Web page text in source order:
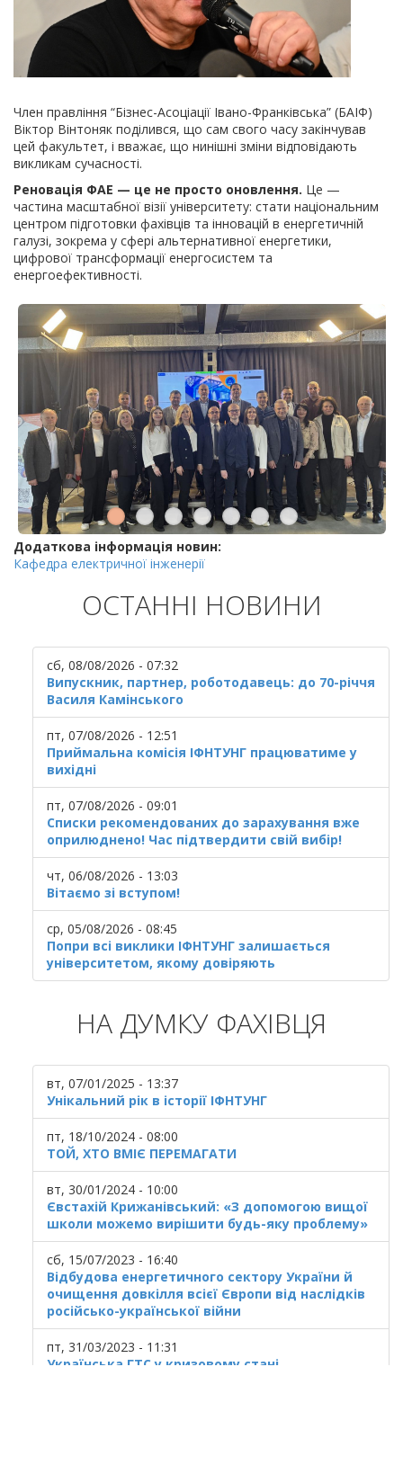
Член правління “Бізнес-Асоціації Івано-Франківська” (БАІФ)
Віктор Вінтоняк поділився, що сам свого часу закінчував
цей факультет, і вважає, що нинішні зміни відповідають
викликам сучасності.
Реновація ФАЕ — це не просто оновлення. Це —
частина масштабної візії університету: стати національним
центром підготовки фахівців та інновацій в енергетичній
галузі, зокрема у сфері альтернативної енергетики,
цифрової трансформації енергосистем та
енергоефективності.
Додаткова інформація новин:
Кафедра електричної інженерії
ОСТАННІ НОВИНИ
сб, 08/08/2026 - 07:32
Випускник, партнер, роботодавець: до 70-річчя
Василя Камінського
пт, 07/08/2026 - 12:51
Приймальна комісія ІФНТУНГ працюватиме у
вихідні
пт, 07/08/2026 - 09:01
Списки рекомендованих до зарахування вже
оприлюднено! Час підтвердити свій вибір!
чт, 06/08/2026 - 13:03
Вітаємо зі вступом!
ср, 05/08/2026 - 08:45
Попри всі виклики ІФНТУНГ залишається
університетом, якому довіряють
НА ДУМКУ ФАХІВЦЯ
вт, 07/01/2025 - 13:37
Унікальний рік в історії ІФНТУНГ
пт, 18/10/2024 - 08:00
ТОЙ, ХТО ВМІЄ ПЕРЕМАГАТИ
вт, 30/01/2024 - 10:00
Євстахій Крижанівський: «З допомогою вищої
школи можемо вирішити будь-яку проблему»
сб, 15/07/2023 - 16:40
Відбудова енергетичного сектору України й
очищення довкілля всієї Європи від наслідків
російсько-української війни
пт, 31/03/2023 - 11:31
Українська ГТС у кризовому стані